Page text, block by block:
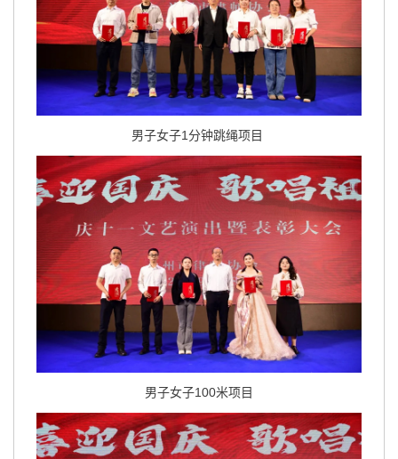
男子女子1分钟跳绳项目
男子女子100米项目